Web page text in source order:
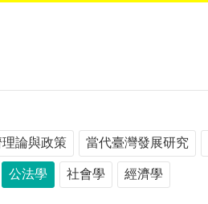
論與政策 當代臺灣發展研究
公法學 社會學 經濟學